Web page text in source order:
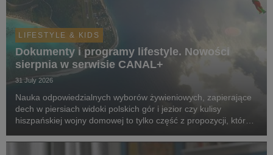
LIFESTYLE & KIDS
Dokumenty i programy lifestyle. Nowości
sierpnia w serwisie CANAL+
31 July 2026
Nauka odpowiedzialnych wyborów żywieniowych, zapierające
dech w piersiach widoki polskich gór i jezior czy kulisy
hiszpańskiej wojny domowej to tylko część z propozycji, które